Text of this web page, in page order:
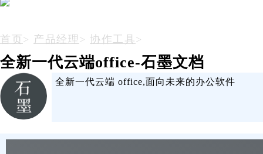
首页 > 产品经理 > 协作工具 >
全新一代云端office-石墨文档
全新一代云端 office,面向未来的办公软件